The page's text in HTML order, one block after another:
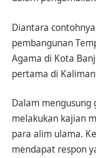
Diantara
pembangunan
Agama di Kota
pertama di
Dalam mengusung
melakukan kajian
para alim ulama.
mendapat respon